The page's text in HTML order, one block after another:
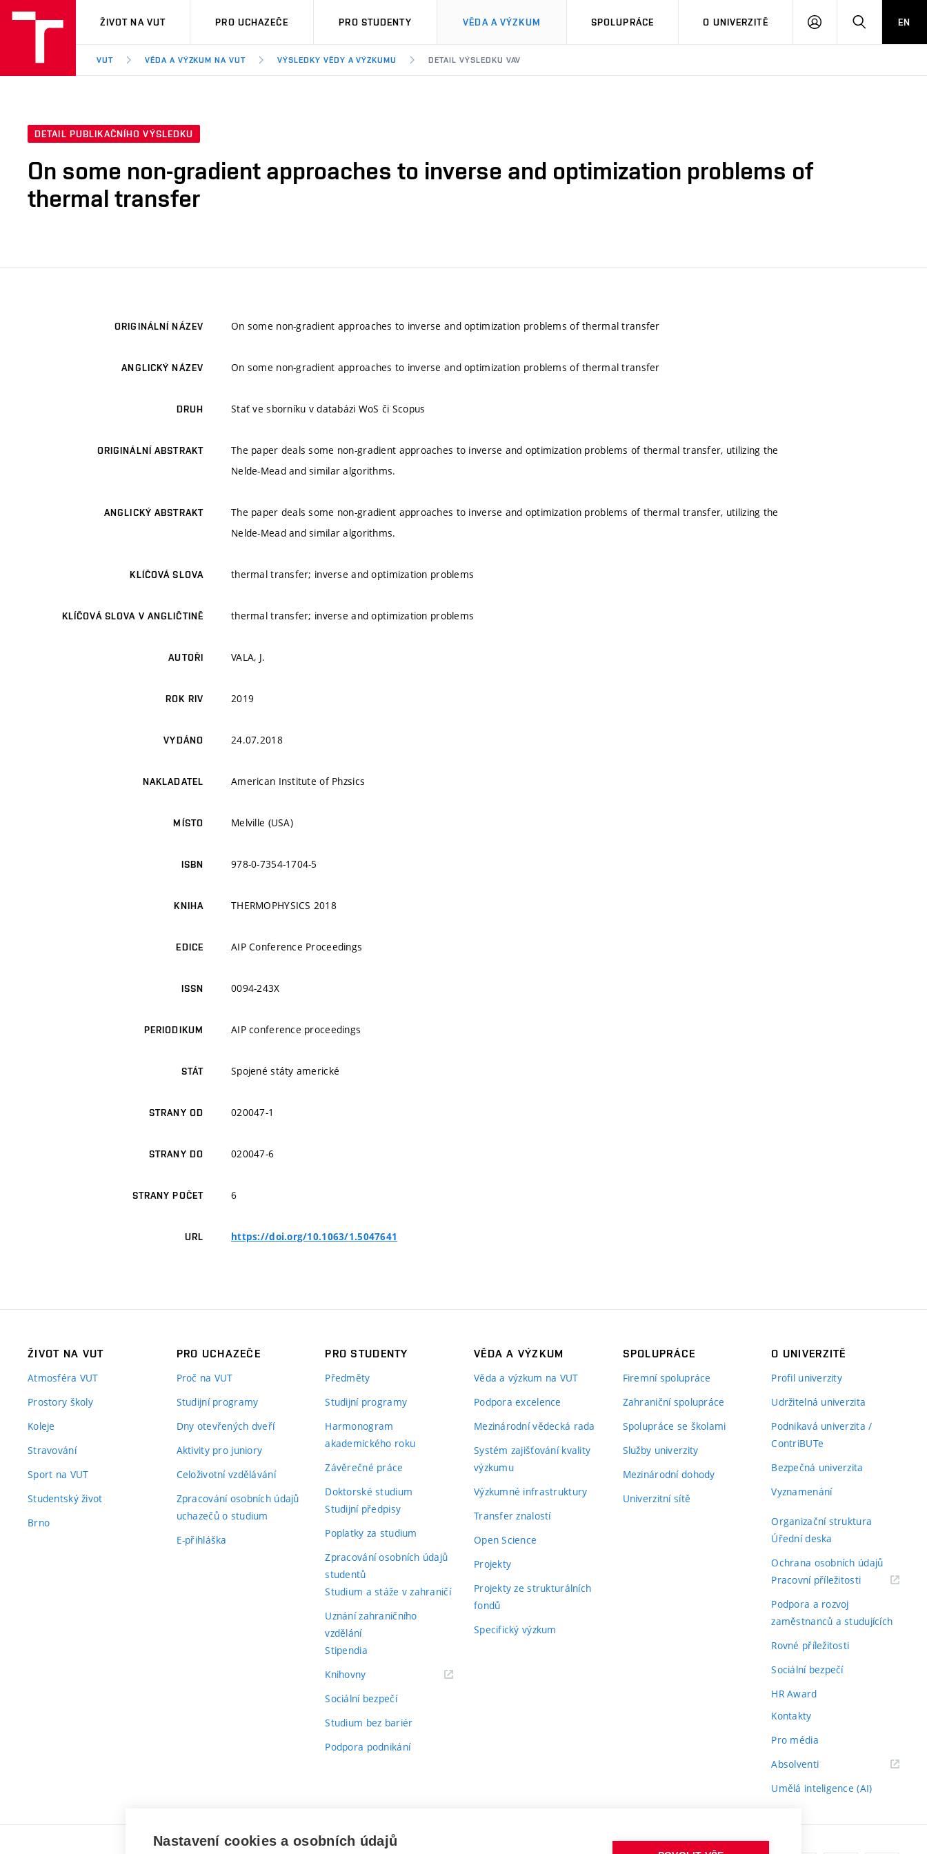
VUT
ŽIVOT NA VUT PRO UCHAZEČE PRO STUDENTY VĚDA A VÝZKUM SPOLUPRÁCE O UNIVERZITĚ
PŘIHLÁSIT HLEDATEN
VUT VĚDA A VÝZKUM NA VUT VÝSLEDKY VĚDY A VÝZKUMU DETAIL VÝSLEDKU VAV
DETAIL PUBLIKAČNÍHO VÝSLEDKU
On some non-gradient approaches to inverse and optimization problems of
thermal transfer
ORIGINÁLNÍ NÁZEV On some non-gradient approaches to inverse and optimization problems of thermal transfer
ANGLICKÝ NÁZEV On some non-gradient approaches to inverse and optimization problems of thermal transfer
DRUH Stať ve sborníku v databázi WoS či Scopus
ORIGINÁLNÍ ABSTRAKT
The paper deals some non-gradient approaches to inverse and optimization problems of thermal transfer, utilizing the
Nelde-Mead and similar algorithms.
ANGLICKÝ ABSTRAKT
The paper deals some non-gradient approaches to inverse and optimization problems of thermal transfer, utilizing the
Nelde-Mead and similar algorithms.
KLÍČOVÁ SLOVA thermal transfer; inverse and optimization problems
KLÍČOVÁ SLOVA V ANGLIČTINĚ thermal transfer; inverse and optimization problems
AUTOŘI VALA, J.
ROK RIV 2019
VYDÁNO 24.07.2018
NAKLADATEL American Institute of Phzsics
MÍSTO Melville (USA)
ISBN 978-0-7354-1704-5
KNIHA THERMOPHYSICS 2018
EDICE AIP Conference Proceedings
ISSN 0094-243X
PERIODIKUM AIP conference proceedings
STÁT Spojené státy americké
STRANY OD 020047-1
STRANY DO 020047-6
STRANY POČET 6
URL https://doi.org/10.1063/1.5047641
ŽIVOT NA VUT
Atmosféra VUT
Prostory školy
Koleje
Stravování
Sport na VUT
Studentský život
Brno
PRO UCHAZEČE
Proč na VUT
Studijní programy
Dny otevřených dveří
Aktivity pro juniory
Celoživotní vzdělávání
Zpracování osobních údajů
uchazečů o studium
E-přihláška
PRO STUDENTY
Předměty
Studijní programy
Harmonogram
akademického roku
Závěrečné práce
Doktorské studium
Studijní předpisy
Poplatky za studium
Zpracování osobních údajů
studentů
Studium a stáže v zahraničí
Uznání zahraničního
vzdělání
Stipendia
Knihovny(externí
Sociální bezpečí
Studium bez bariér
Podpora podnikání
VĚDA A VÝZKUM
Věda a výzkum na VUT
Podpora excelence
Mezinárodní vědecká rada
Systém zajišťování kvality
výzkumu
Výzkumné infrastruktury
Transfer znalostí
Open Science
Projekty
Projekty ze strukturálních
fondů
Specifický výzkum
SPOLUPRÁCE
Firemní spolupráce
Zahraniční spolupráce
Spolupráce se školami
Služby univerzity
Mezinárodní dohody
Univerzitní sítě
O UNIVERZITĚ
Profil univerzity
Udržitelná univerzita
Podnikavá univerzita /
ContriBUTe
Bezpečná univerzita
Vyznamenání
Organizační struktura
Úřední deska
Ochrana osobních údajů
Pracovní příležitosti(externí
Podpora a rozvoj
zaměstnanců a studujících
Rovné příležitosti
Sociální bezpečí
HR Award
Kontakty
Pro média
Absolventi(externí
Umělá inteligence (AI)
Nastavení cookies a osobních údajů